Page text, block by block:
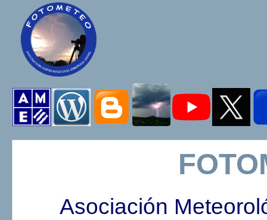
Asociación